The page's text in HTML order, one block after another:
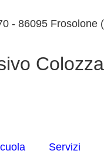
- 86095 Frosolone
Colozza
Servizi